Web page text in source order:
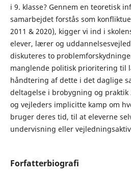
i 9. klasse? Gennem en teoretisk
samarbejdet forstås som
2011 & 2020), kigger vi ind i
elever, lærer og
diskuteres to
manglende politisk prioritering til
håndtering af dette i det daglige
deltagelse i brobygning og
og vejleders implicitte kamp om
bruger deres tid, til at eleverne
undervisning eller
Forfatterbiografi